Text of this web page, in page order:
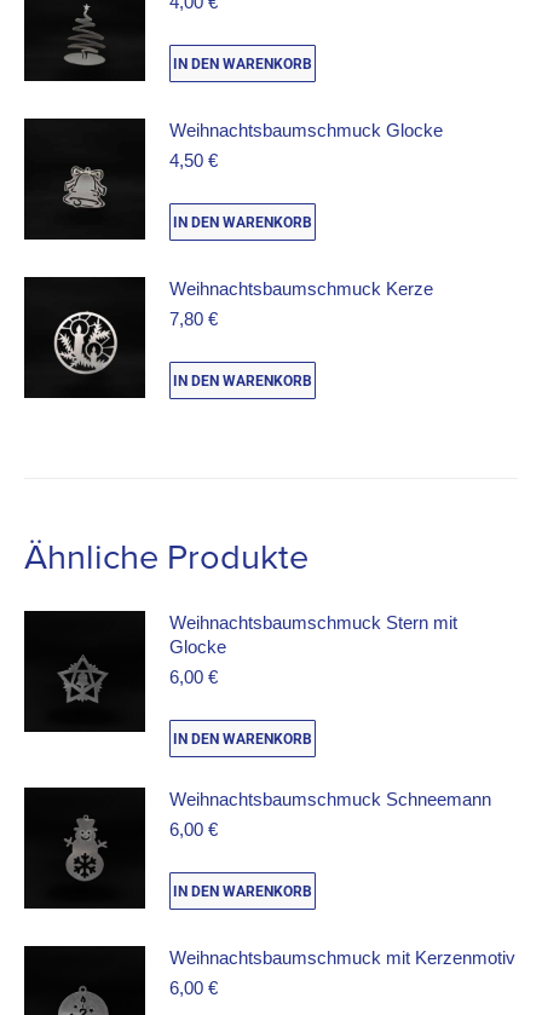
IN DEN WARENKORB
Weihnachtsbaumschmuck Glocke
4,50 €
IN DEN WARENKORB
Weihnachtsbaumschmuck Kerze
7,80 €
IN DEN WARENKORB
Ähnliche Produkte
Weihnachtsbaumschmuck Stern mit
Glocke
6,00 €
IN DEN WARENKORB
Weihnachtsbaumschmuck Schneemann
6,00 €
IN DEN WARENKORB
Weihnachtsbaumschmuck mit Kerzenmotiv
6,00 €